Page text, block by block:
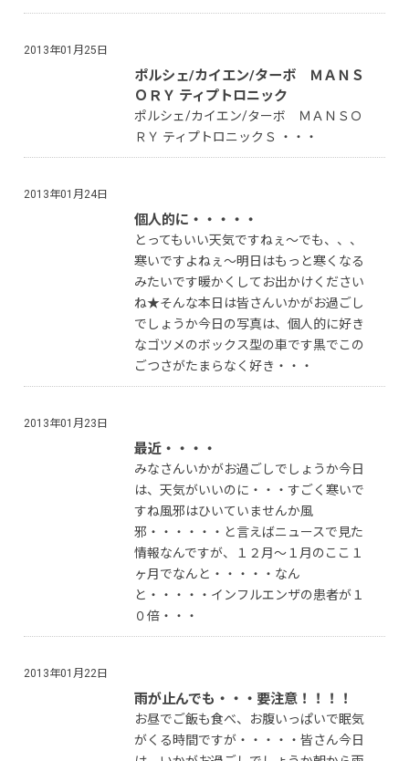
ポルシェ/カイエン/ターボ ＭＡＮＳ
ＯＲＹ ティプトロニック
ポルシェ/カイエン/ターボ ＭＡＮＳＯ
ＲＹ ティプトロニックＳ ・・・
2013年01月25日
個人的に・・・・・
とってもいい天気ですねぇ〜でも、、、
寒いですよねぇ〜明日はもっと寒くなる
みたいです暖かくしてお出かけください
ね★そんな本日は皆さんいかがお過ごし
でしょうか今日の写真は、個人的に好き
なゴツメのボックス型の車です黒でこの
ごつさがたまらなく好き・・・
2013年01月24日
最近・・・・
みなさんいかがお過ごしでしょうか今日
は、天気がいいのに・・・すごく寒いで
すね風邪はひいていませんか風
邪・・・・・・と言えばニュースで見た
情報なんですが、１２月〜１月のここ１
ヶ月でなんと・・・・・なん
と・・・・・インフルエンザの患者が１
０倍・・・
2013年01月23日
雨が止んでも・・・要注意！！！！
お昼でご飯も食べ、お腹いっぱいで眠気
がくる時間ですが・・・・・皆さん今日
2013年01月22日